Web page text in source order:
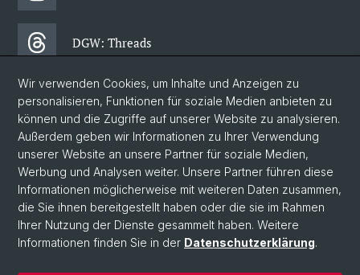
DGW: Threads
DGW: Facebook
DGW: Newsletter
© Universität Basel
Datenschutzerklärung
Philosophisch-Historische Fakultät
Departement Gesellschaftswissenschaften
Wir verwenden Cookies, um Inhalte und Anzeigen zu
personalisieren, Funktionen für soziale Medien anbieten zu
können und die Zugriffe auf unserer Website zu analysieren.
Außerdem geben wir Informationen zu Ihrer Verwendung
unserer Website an unsere Partner für soziale Medien,
Werbung und Analysen weiter. Unsere Partner führen diese
Informationen möglicherweise mit weiteren Daten zusammen,
die Sie ihnen bereitgestellt haben oder die sie im Rahmen
Ihrer Nutzung der Dienste gesammelt haben. Weitere
Informationen finden Sie in der Datenschutzerklärung.